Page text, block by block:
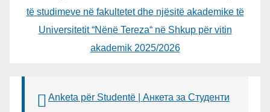
të studimeve në fakultetet dhe njësitë akademike të
Universitetit “Nënë Tereza“ në Shkup për vitin
akademik 2025/2026
Anketa për Studentë | Анкета за Студенти